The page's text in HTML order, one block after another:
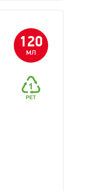
120
мл